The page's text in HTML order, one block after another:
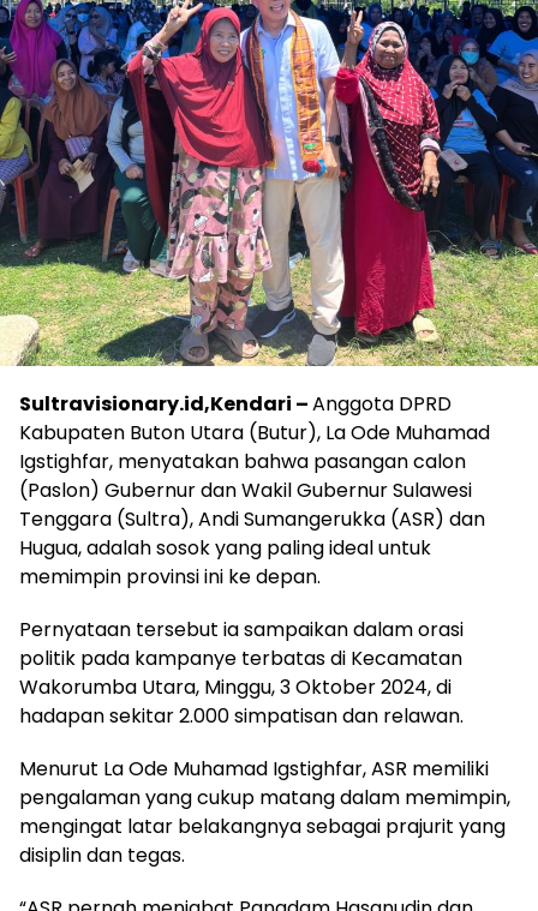
Sultravisionary.id,Kendari –Anggota DPRD
Kabupaten Buton Utara (Butur), La Ode Muhamad
Igstighfar, menyatakan bahwa pasangan calon
(Paslon) Gubernur dan Wakil Gubernur Sulawesi
Tenggara (Sultra), Andi Sumangerukka (ASR) dan
Hugua, adalah sosok yang paling ideal untuk
memimpin provinsi ini ke depan.
Pernyataan tersebut ia sampaikan dalam orasi
politik pada kampanye terbatas di Kecamatan
Wakorumba Utara, Minggu, 3 Oktober 2024, di
hadapan sekitar 2.000 simpatisan dan relawan.
Menurut La Ode Muhamad Igstighfar, ASR memiliki
pengalaman yang cukup matang dalam memimpin,
mengingat latar belakangnya sebagai prajurit yang
disiplin dan tegas.